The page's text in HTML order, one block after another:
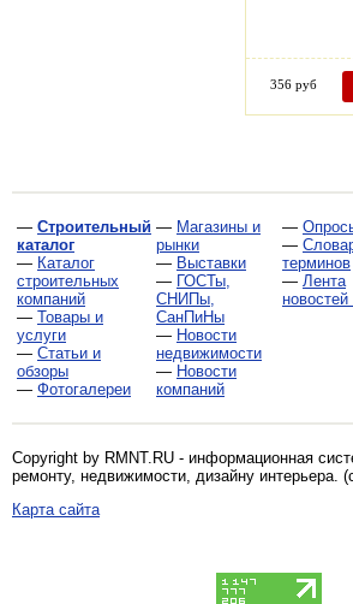
356 руб
— Строительный
каталог
— Каталог
строительных
компаний
— Товары и
услуги
— Статьи и
обзоры
— Фотогалереи
— Магазины и
рынки
— Выставки
— ГОСТы,
СНИПы,
СанПиНы
— Новости
недвижимости
— Новости
компаний
—
—
терминов
— Лента
новостей
Copyright by RMNT.RU - информационная
ремонту, недвижимости, дизайну интерьера.
Карта сайта